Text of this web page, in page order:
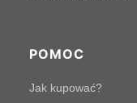
POMOC
Jak kupować?